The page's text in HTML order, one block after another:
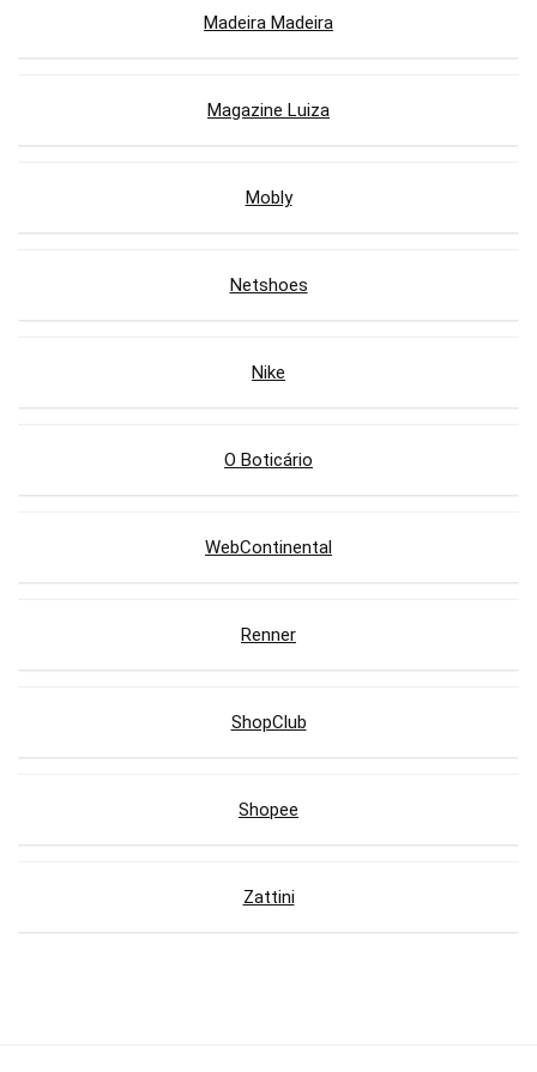
Madeira Madeira
Magazine Luiza
Mobly
Netshoes
Nike
O Boticário
WebContinental
Renner
ShopClub
Shopee
Zattini